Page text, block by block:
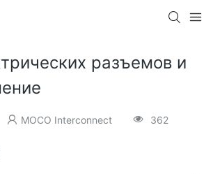
разъемов и
MOCO Interconnect 362